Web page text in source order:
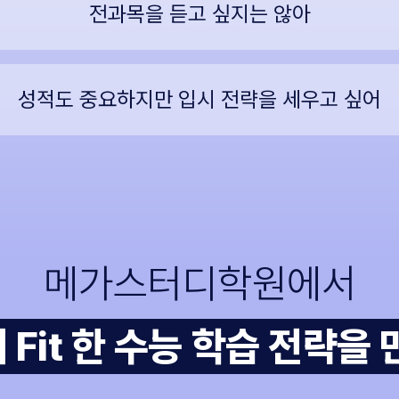
전과목을 듣고 싶지는 않아
성적도 중요하지만 입시 전략을 세우고 싶어
메가스터디학원에서
Fit 한 수능 학습 전략을